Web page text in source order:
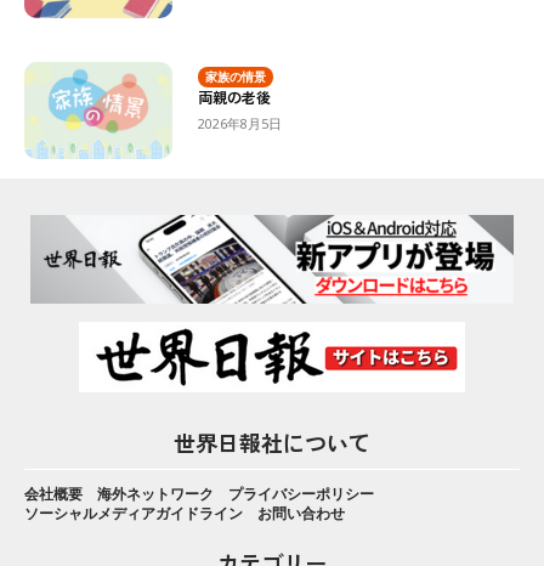
家族の情景
両親の老後
2026年8月5日
世界日報社について
会社概要 海外ネットワーク
プライバシーポリシー
ソーシャルメディアガイドライン
お問い合わせ